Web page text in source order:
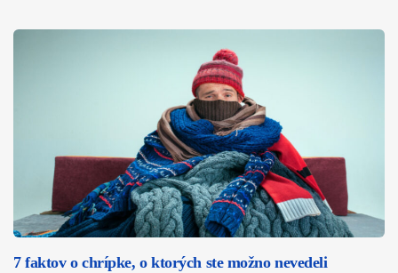
7 faktov o chrípke, o ktorých ste možno nevedeli